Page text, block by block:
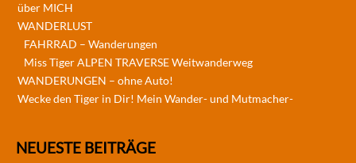
über MICH
WANDERLUST
FAHRRAD – Wanderungen
Miss Tiger ALPEN TRAVERSE Weitwanderweg
WANDERUNGEN – ohne Auto!
Wecke den Tiger in Dir! Mein Wander- und Mutmacher-
NEUESTE BEITRÄGE